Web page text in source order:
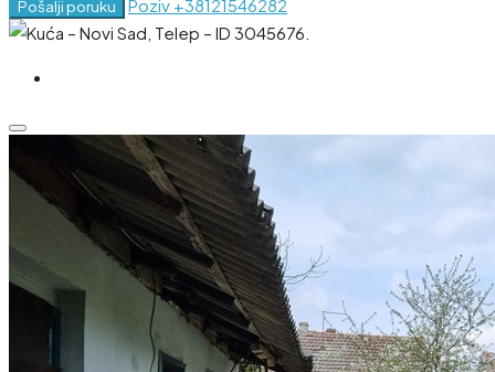
Pošalji poruku Poziv +38121546282